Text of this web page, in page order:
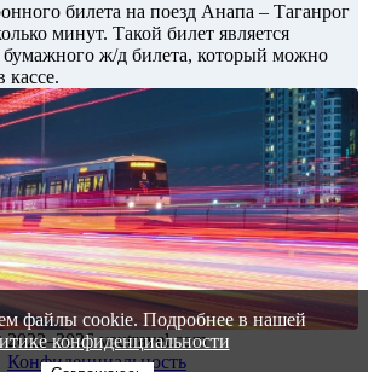
билета на поезд Анапа – Таганрог
минут. Такой билет является
ж/д билета, который можно
кассе.
vautravel.com
Конфиденциальность
файлы cookie. Подробнее в нашей
конфиденциальности